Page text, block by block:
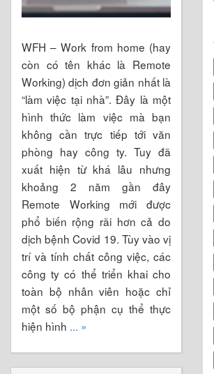
WFH – Work from home (hay
còn có tên khác là Remote
Working) dịch đơn giản nhất là
“làm việc tại nhà”. Đây là một
hình thức làm việc mà bạn
không cần trực tiếp tới văn
phòng hay công ty. Tuy đã
xuất hiện từ khá lâu nhưng
khoảng 2 năm gần đây
Remote Working mới được
phổ biến rộng rãi hơn cả do
dịch bệnh Covid 19. Tùy vào vị
trí và tính chất công việc, các
công ty có thể triển khai cho
toàn bộ nhân viên hoặc chỉ
một số bộ phận cụ thể thực
hiện hình ... »